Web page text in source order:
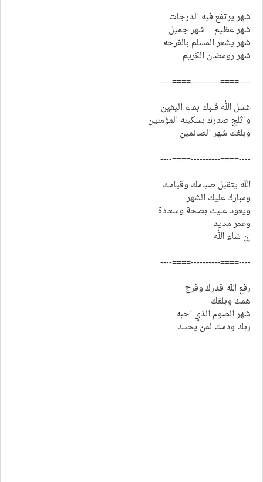
شهر يرتفع فيه الدرجات
شهر عظيم .. شهر جميل
شهر يشعر المسلم بالفرحه
شهر رومضان الكريم
----====----------====----
غسل الله قلبك بماء اليقين
واثلج صدرك بسكينه المؤمنين
وبلغك شهر الصائمين
----====----------====----
الله يتقبل صيامك وقيامك
ومبارك عليك الشهر
ويعود عليك بصحة وسعادة
وعمر مديد
إن شاء الله
----====----------====----
رفع الله قدرك وفرج
همك وبلغك
شهر الصوم الذي احبه
ربك ودمت لمن يحبك